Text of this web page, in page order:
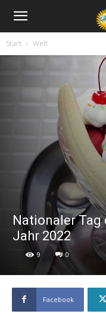
Start Welt
Nationaler Tag
Jahr 2022
9 0
Facebook